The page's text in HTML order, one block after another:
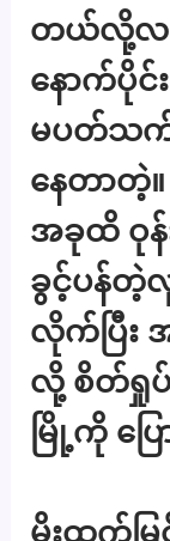
တယ်လို့လည်
နောက်ပိုင်
မပတ်သ
နေတာ
အခုထိ ဝုန်
ခွင့်ပန်
လိုက်ပြီး
လို့ စိတ်ရှု
မြို့ကို ပြ
မိုးထက်မ